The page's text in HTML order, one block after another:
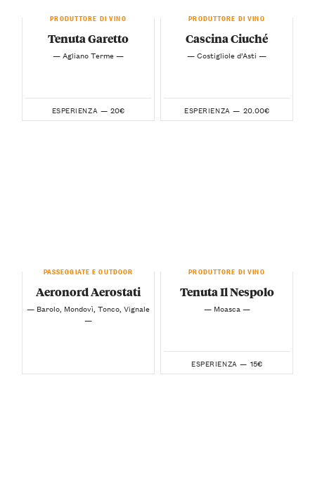
PRODUTTORE DI VINO
Tenuta Garetto
— Agliano Terme —
ESPERIENZA — 20€
PRODUTTORE DI VINO
Cascina Ciuché
— Costigliole d’Asti —
ESPERIENZA — 20.00€
PASSEGGIATE E OUTDOOR
Aeronord Aerostati
— Barolo, Mondovì, Tonco, Vignale
—
PRODUTTORE DI VINO
Tenuta Il Nespolo
— Moasca —
ESPERIENZA — 15€